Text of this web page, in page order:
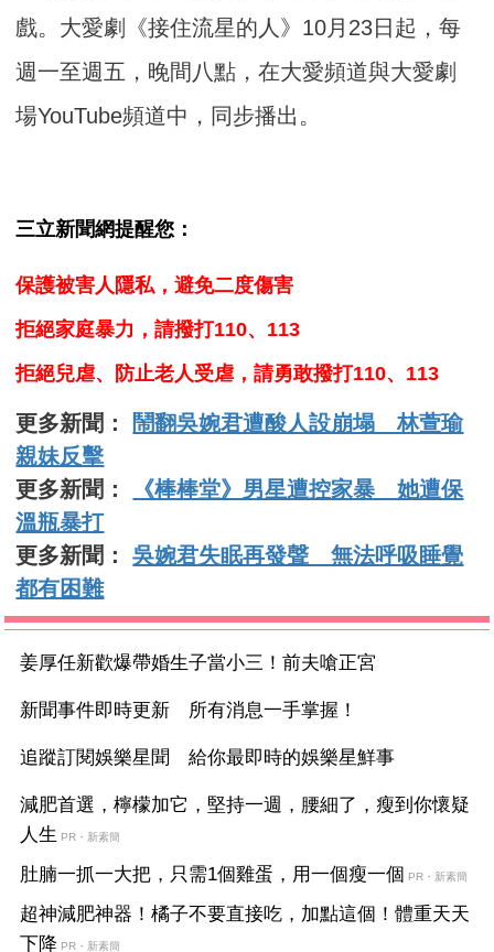
戲。大愛劇《接住流星的人》10月23日起，每
週一至週五，晚間八點，在大愛頻道與大愛劇
場YouTube頻道中，同步播出。
三立新聞網提醒您：
保護被害人隱私，避免二度傷害
拒絕家庭暴力，請撥打110、113
拒絕兒虐、防止老人受虐，請勇敢撥打110、113
更多新聞：
鬧翻吳婉君遭酸人設崩塌 林萱瑜
親妹反擊
更多新聞：
《棒棒堂》男星遭控家暴 她遭保
溫瓶暴打
更多新聞：吳婉君失眠再發聲 無法呼吸睡覺
都有困難
姜厚任新歡爆帶婚生子當小三！前夫嗆正宮
新聞事件即時更新 所有消息一手掌握！
追蹤訂閱娛樂星聞 給你最即時的娛樂星鮮事
減肥首選，檸檬加它，堅持一週，腰細了，瘦到你懷疑
人生 PR・新素簡
肚腩一抓一大把，只需1個雞蛋，用一個瘦一個 PR・新素簡
超神減肥神器！橘子不要直接吃，加點這個！體重天天
下降 PR・新素簡